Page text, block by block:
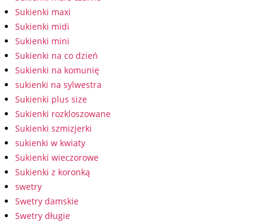
Sukienki maxi
Sukienki midi
Sukienki mini
Sukienki na co dzień
Sukienki na komunię
sukienki na sylwestra
Sukienki plus size
Sukienki rozkloszowane
Sukienki szmizjerki
sukienki w kwiaty
Sukienki wieczorowe
Sukienki z koronką
swetry
Swetry damskie
Swetry długie